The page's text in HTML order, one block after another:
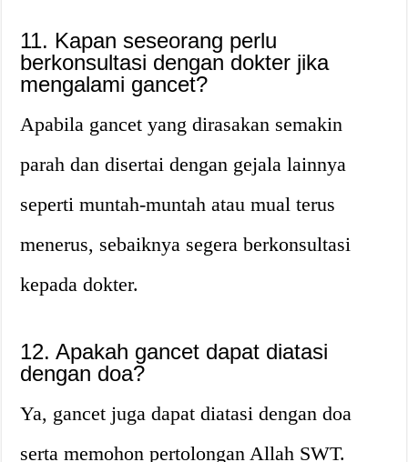
11. Kapan seseorang perlu
berkonsultasi dengan dokter jika
mengalami gancet?
Apabila gancet yang dirasakan semakin
parah dan disertai dengan gejala lainnya
seperti muntah-muntah atau mual terus
menerus, sebaiknya segera berkonsultasi
kepada dokter.
12. Apakah gancet dapat diatasi
dengan doa?
Ya, gancet juga dapat diatasi dengan doa
serta memohon pertolongan Allah SWT.